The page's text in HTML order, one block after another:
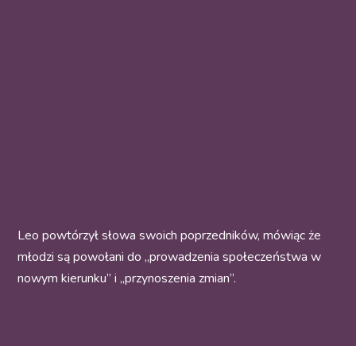
Leo powtórzył słowa swoich poprzedników, mówiąc że
młodzi są powołani do „prowadzenia społeczeństwa w
nowym kierunku” i „przynoszenia zmian”.